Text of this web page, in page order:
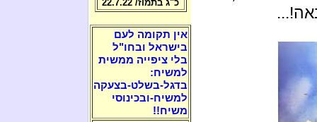
כ"ג בתמוז/ 22.7.22
אין תקומה לעם
בישראל ובחו"ל
בלי ציפייה ממשית
למשיח:
בדגל-בשלט-בצעקה
למשיח-ובכינוסי
משיח!!